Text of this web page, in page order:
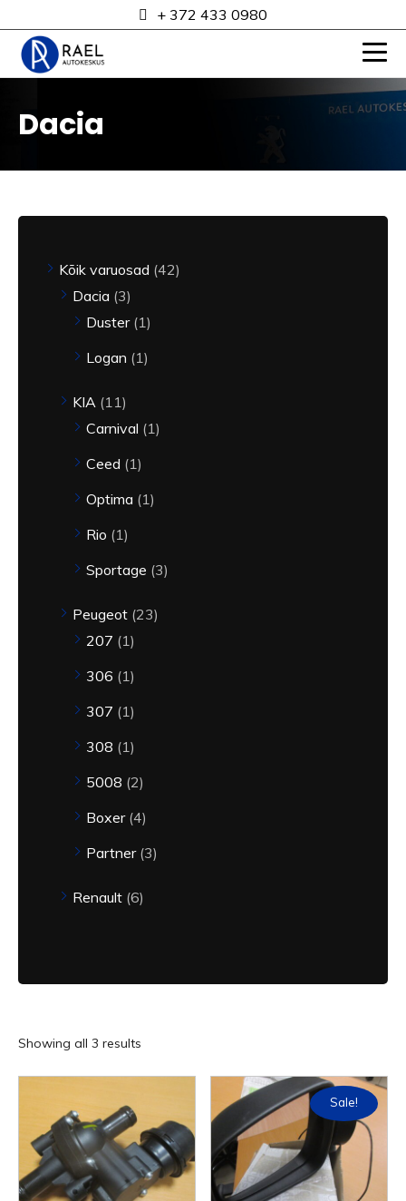
+ 372 433 0980
Dacia
Kõik varuosad 42
Dacia 3
Duster 1
Logan 1
KIA 11
Carnival 1
Ceed 1
Optima 1
Rio 1
Sportage 3
Peugeot 23
207 1
306 1
307 1
308 1
5008 2
Boxer 4
Partner 3
Renault 6
Showing all 3 results
Sale!